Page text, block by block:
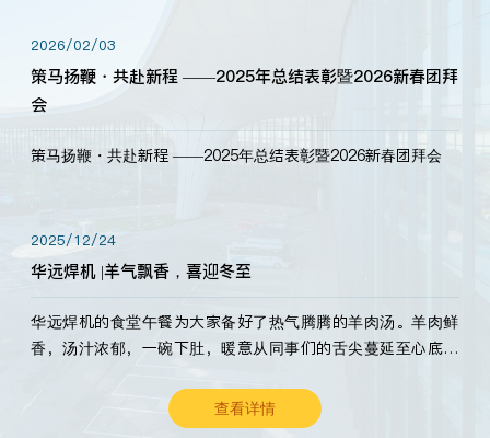
2026/02/03
策马扬鞭・共赴新程 ——2025年总结表彰暨2026新春团拜
会
策马扬鞭・共赴新程 ——2025年总结表彰暨2026新春团拜会
2025/12/24
华远焊机 |羊气飘香，喜迎冬至
华远焊机的食堂午餐为大家备好了热气腾腾的羊肉汤。羊肉鲜
香，汤汁浓郁，一碗下肚，暖意从同事们的舌尖蔓延至心底。
查看详情